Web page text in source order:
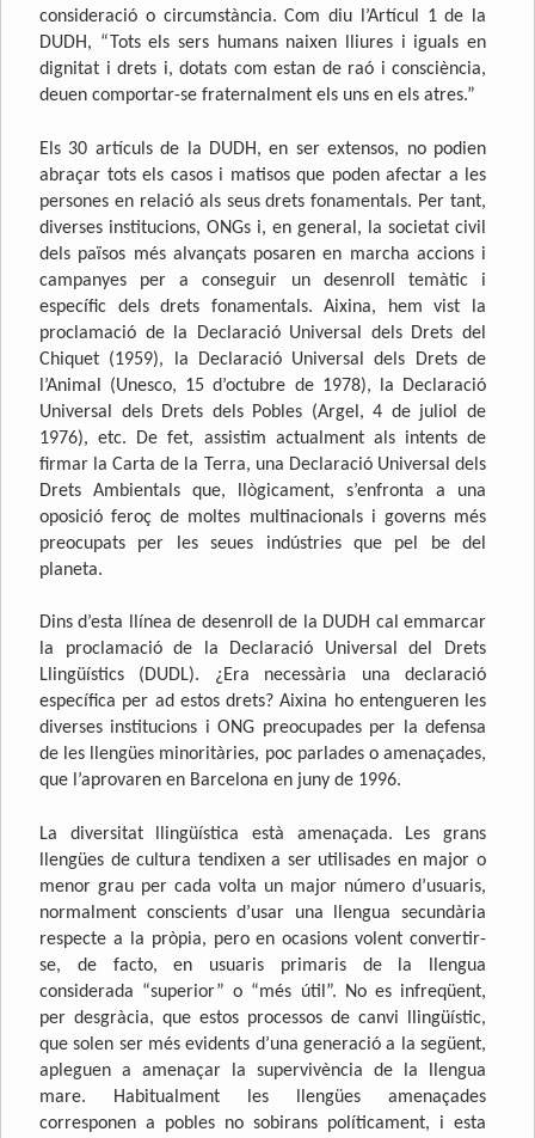
consideració o circumstància. Com diu l’Artícul 1 de la
DUDH, “Tots els sers humans naixen lliures i iguals en
dignitat i drets i, dotats com estan de raó i consciència,
deuen comportar-se fraternalment els uns en els atres.”
Els 30 artículs de la DUDH, en ser extensos, no podien
abraçar tots els casos i matisos que poden afectar a les
persones en relació als seus drets fonamentals. Per tant,
diverses institucions, ONGs i, en general, la societat civil
dels països més alvançats posaren en marcha accions i
campanyes per a conseguir un desenroll temàtic i
específic dels drets fonamentals. Aixina, hem vist la
proclamació de la Declaració Universal dels Drets del
Chiquet (1959), la Declaració Universal dels Drets de
l’Animal (Unesco, 15 d’octubre de 1978), la Declaració
Universal dels Drets dels Pobles (Argel, 4 de juliol de
1976), etc. De fet, assistim actualment als intents de
firmar la Carta de la Terra, una Declaració Universal dels
Drets Ambientals que, llògicament, s’enfronta a una
oposició feroç de moltes multinacionals i governs més
preocupats per les seues indústries que pel be del
planeta.
Dins d’esta llínea de desenroll de la DUDH cal emmarcar
la proclamació de la Declaració Universal del Drets
Llingüístics (DUDL). ¿Era necessària una declaració
específica per ad estos drets? Aixina ho entengueren les
diverses institucions i ONG preocupades per la defensa
de les llengües minoritàries, poc parlades o amenaçades,
que l’aprovaren en Barcelona en juny de 1996.
La diversitat llingüística està amenaçada. Les grans
llengües de cultura tendixen a ser utilisades en major o
menor grau per cada volta un major número d’usuaris,
normalment conscients d’usar una llengua secundària
respecte a la pròpia, pero en ocasions volent convertir-
se, de facto, en usuaris primaris de la llengua
considerada “superior” o “més útil”. No es infreqüent,
per desgràcia, que estos processos de canvi llingüístic,
que solen ser més evidents d’una generació a la següent,
apleguen a amenaçar la supervivència de la llengua
mare. Habitualment les llengües amenaçades
corresponen a pobles no sobirans políticament, i esta